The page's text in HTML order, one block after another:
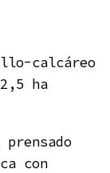
calcáreo
ha
con